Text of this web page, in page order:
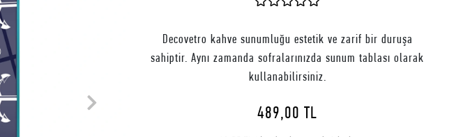
Decovetro kahve sunumluğu estetik ve zarif bir duruşa
sahiptir. Aynı zamanda sofralarınızda sunum tablası olarak
kullanabilirsiniz.
489,00 TL